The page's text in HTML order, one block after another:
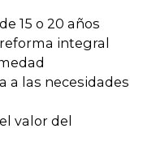
15 o 20 años
integral
a las necesidades
valor del